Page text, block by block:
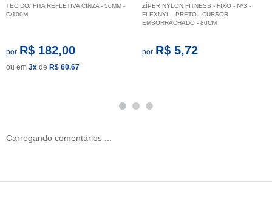
TECIDO/ FITA REFLETIVA CINZA - 50MM -
C/100M
por R$ 182,00
ou em 3x de R$ 60,67
ZÍPER NYLON FITNESS - FIXO - Nº3 -
FLEXNYL - PRETO - CURSOR
EMBORRACHADO - 80CM
por R$ 5,72
Carregando comentários ...